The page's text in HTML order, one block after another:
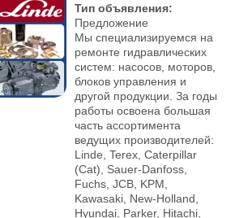
Тип объявления:
Предложение
Мы специализируемся на
ремонте гидравлических
систем: насосов, моторов,
блоков управления и
другой продукции. За годы
работы освоена большая
часть ассортимента
ведущих производителей:
Linde, Terex, Caterpillar
(Cat), Sauer-Danfoss,
Fuchs, JCB, KPM,
Kawasaki, New-Holland,
Hyundai, Parker, Hitachi,